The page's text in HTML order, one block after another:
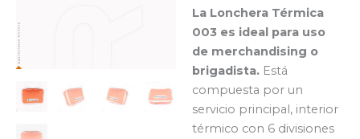
La Lonchera Térmica
003 es ideal para uso
de merchandising o
brigadista. Está
compuesta por un
servicio principal, interior
térmico con 6 divisiones